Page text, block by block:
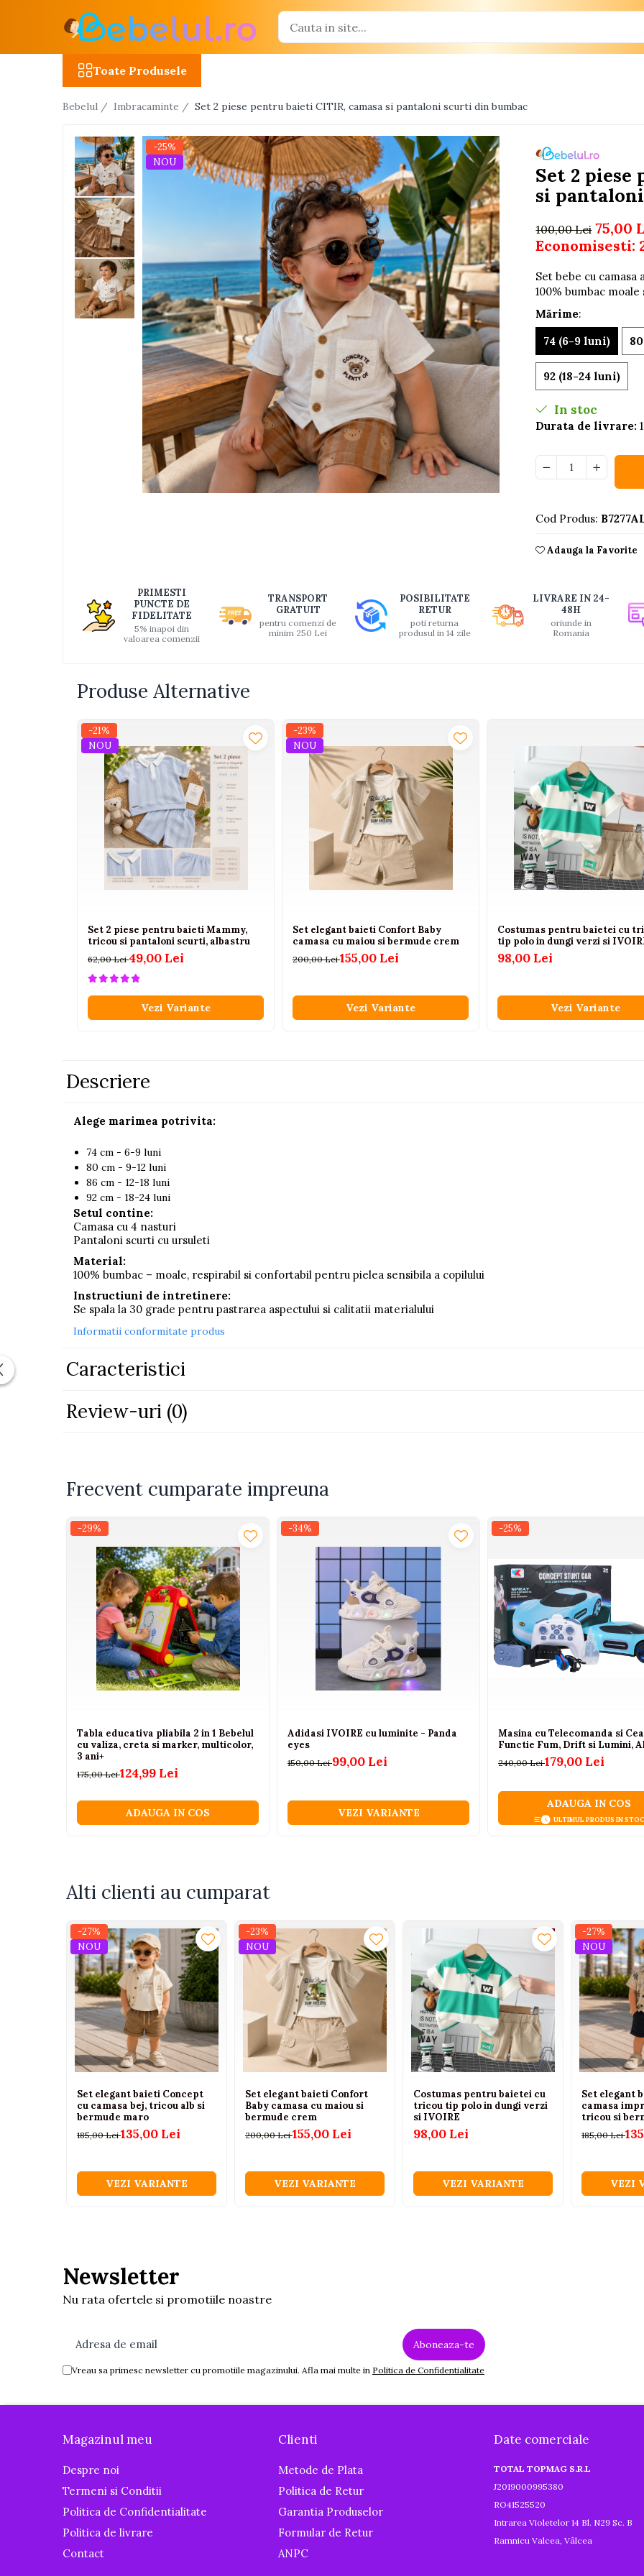
Masinute R/C
Avioane si elicoptere R/C
Camioane R/C
Motociclete R/C
Utilaje constructii R/C
Jucarii bebelusi
Interactive, educative si muzicale
Saltelute si centre de activitati
Seturi de frumusete
Caluti balansoar
Blocuri de constructie
Electrocasnice si bucatarii
Muzica si instrumente
Set Avioane si submarine
Seturi de rufe
Trenuri cu sine
Vehicule de constructii
Jucarii exterior
Piscine gonflabile
Saltele
Colace inot
Locuri de joaca
Jocuri sportive
Masinute si vehicule electrice
pentru copii
Motociclete electrice
ATV & BUGGY electrice
Tractoare electrice
Triciclete electrice
Camioane electrice
Seturi copii si bebelusi
Accesorii copii
Scaune de masa
Seturi de hranire
Suzete si accesorii
Incalzitoare pentru biberoane si
Igiena si ingrijire
Baia bebelusului
Termometre pentru baie
Halate de baie
Aspiratoare nazale si filtre
Periute de dinti
Olite si reductoare WC
Scutece si accesorii
Pentru Mamici
Igiena si Ingrijire Postnatala
Ingrijire cosmetica mamici
Toate Produsele
Bebelul / Imbracaminte / Set 2 piese pentru baieti CITIR, camasa si pantaloni scurti din bumbac
Set 2 piese
si
-25%
NOU
100,00 Lei 75,00
Economisesti:
Set bebe cu
100% bumbac
Mărime:
74 (6-9 luni)
92 (18-24 luni)
In stoc
Durata de livrare:
Cod Produs:
Adauga la Favorite
PRIMESTI
PUNCTE DE
FIDELITATE
5% inapoi din
valoarea comenzii
TRANSPORT
GRATUIT
pentru comenzi de
minim 250 Lei
POSIBILITATE
RETUR
poti returna
produsul in 14 zile
LIVRARE IN 24-
48H
oriunde in
Romania
Produse Alternative
-21%
NOU
Set 2 piese pentru baieti Mammy,
tricou si pantaloni scurti, albastru
62,00 Lei49,00 Lei
Vezi Variante
-23%
NOU
Set elegant baieti Confort Baby
camasa cu maiou si bermude crem
200,00 Lei155,00 Lei
Vezi Variante
Costumas pentru baietei cu
tip polo in dungi verzi si
98,00 Lei
Vezi Variante
Descriere
Alege marimea potrivita:
74 cm - 6-9 luni
80 cm - 9-12 luni
86 cm - 12-18 luni
92 cm - 18-24 luni
Setul contine:
Camasa cu 4 nasturi
Pantaloni scurti cu ursuleti
Material:
100% bumbac – moale, respirabil si confortabil pentru pielea sensibila a copilului
Instructiuni de intretinere:
Se spala la 30 grade pentru pastrarea aspectului si calitatii materialului
Informatii conformitate produs
Caracteristici
Review-uri (0)
Frecvent cumparate impreuna
-29%
Tabla educativa pliabila 2 in 1 Bebelul
cu valiza, creta si marker, multicolor,
3 ani+
175,00 Lei124,99 Lei
ADAUGA IN COS
-34%
Adidasi IVOIRE cu luminite - Panda
eyes
150,00 Lei99,00 Lei
VEZI VARIANTE
-25%
Masina cu Telecomanda si
Functie Fum, Drift si Lumini,
240,00 Lei179,00 Lei
ADAUGA IN COS
ULTIMUL PRODUS IN STOC
Alti clienti au cumparat
-27%
NOU
Set elegant baieti Concept
cu camasa bej, tricou alb si
bermude maro
185,00 Lei135,00 Lei
VEZI VARIANTE
-23%
NOU
Set elegant baieti Confort
Baby camasa cu maiou si
bermude crem
200,00 Lei155,00 Lei
VEZI VARIANTE
Costumas pentru baietei cu
tricou tip polo in dungi verzi
si IVOIRE
98,00 Lei
VEZI VARIANTE
-27%
NOU
Set elegant
camasa
tricou si
185,00 Lei
VEZI
Newsletter
Nu rata ofertele si promotiile noastre
Vreau sa primesc newsletter cu promotiile magazinului. Afla mai multe in Politica de Confidentialitate
Magazinul meu
Despre noi
Termeni si Conditii
Politica de Confidentialitate
Politica de livrare
Contact
Clienti
Metode de Plata
Politica de Retur
Garantia Produselor
Formular de Retur
ANPC
Date comerciale
TOTAL TOPMAG S.R.L
J2019000995380
RO41525520
Intrarea Violetelor 14 Bl. N29 Sc. B
Ramnicu Valcea, Vâlcea